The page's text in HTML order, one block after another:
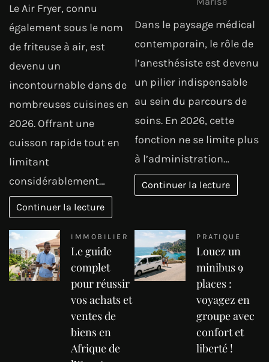
Le Air Fryer, connu
également sous le nom
de friteuse à air, est
devenu un
incontournable dans de
nombreuses cuisines en
2026. Offrant une
cuisson rapide tout en
limitant
considérablement…
Continuer la lecture
Dans le paysage médical
contemporain, le rôle de
l’anesthésiste est devenu
un pilier indispensable
au sein du parcours de
soins. En 2026, cette
fonction ne se limite plus
à l’administration…
Continuer la lecture
IMMOBILIER
Le guide
complet
pour réussir
vos achats et
ventes de
biens en
Afrique de
PRATIQUE
Louez un
minibus 9
places :
voyagez en
groupe avec
confort et
liberté !